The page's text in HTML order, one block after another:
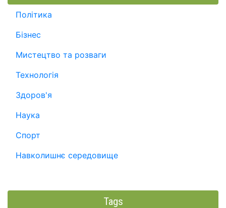
Політика
Бізнес
Мистецтво та розваги
Технологія
Здоров'я
Наука
Спорт
Навколишнє середовище
Tags